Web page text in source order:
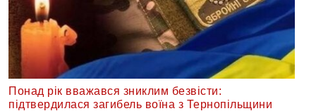
Понад рік вважався зниклим безвісти:
підтвердилася загибель воїна з Тернопільщини